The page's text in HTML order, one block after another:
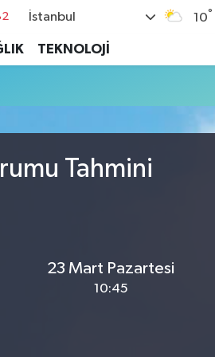
İstanbul 10°
TEKNOLOJİ
Tahmini
23 Mart Pazartesi
10:45